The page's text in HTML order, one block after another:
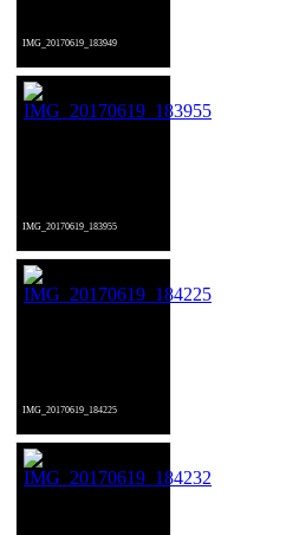
IMG_20170619_183949
IMG_20170619_183955
IMG_20170619_184225